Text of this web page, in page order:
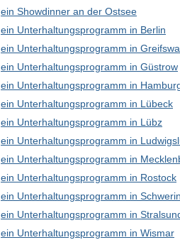
ein Showdinner an der Ostsee
ein Unterhaltungsprogramm in Berlin
ein Unterhaltungsprogramm in
ein Unterhaltungsprogramm in Güstrow
ein Unterhaltungsprogramm in
ein Unterhaltungsprogramm in Lübeck
ein Unterhaltungsprogramm in Lübz
ein Unterhaltungsprogramm in
ein Unterhaltungsprogramm in
ein Unterhaltungsprogramm in Rostock
ein Unterhaltungsprogramm in
ein Unterhaltungsprogramm in
ein Unterhaltungsprogramm in Wismar